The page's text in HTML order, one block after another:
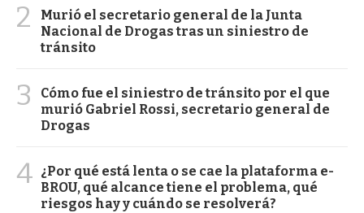
2
Murió el secretario general de la Junta
Nacional de Drogas tras un siniestro de
tránsito
3
Cómo fue el siniestro de tránsito por el que
murió Gabriel Rossi, secretario general de
Drogas
4 ¿Por qué está lenta o se cae la plataforma e-
BROU, qué alcance tiene el problema, qué
riesgos hay y cuándo se resolverá?